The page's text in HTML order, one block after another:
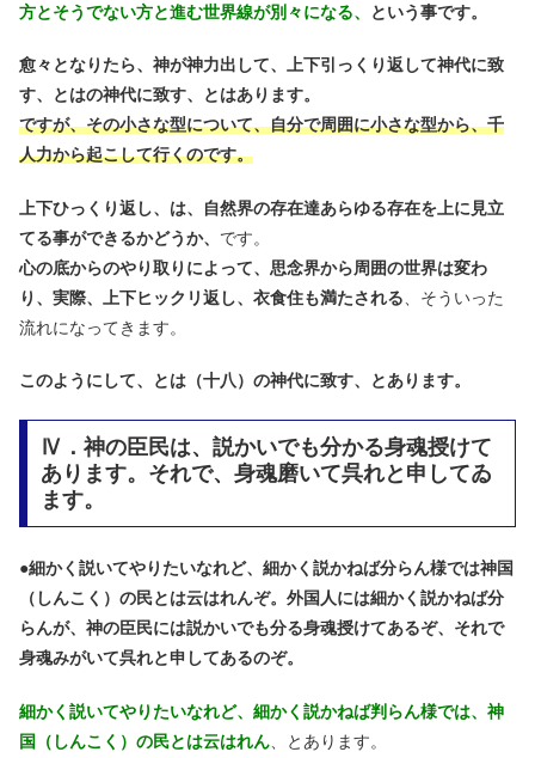
方とそうでない方と進む世界線が別々になる、
という事です。
愈々となりたら、神が神力出して、上下引っくり返して神代に致
す、とはの神代に致す、とはあります。
ですが、その小さな型について、自分で周囲に小さな型から、千
人力から起こして行くのです。
上下ひっくり返し、は、自然界の存在達あらゆる存在を上に見立
てる事ができるかどうか、 です。
心の底からのやり取りによって、思念界から周囲の世界は変わ
り、実際、上下ヒックリ返し、衣食住も満たされる 、そういった
流れになってきます。
このようにして、とは（十八）の神代に致す、とあります。
Ⅳ．神の臣民は、説かいでも分かる身魂授けて
あります。それで、身魂磨いて呉れと申してゐ
ます。
●細かく説いてやりたいなれど、細かく説かねば分らん様では神国
（しんこく）の民とは云はれんぞ。外国人には細かく説かねば分
らんが、神の臣民には説かいでも分る身魂授けてあるぞ、それで
身魂みがいて呉れと申してあるのぞ。
細かく説いてやりたいなれど、細かく説かねば判らん様では、神
国（しんこく）の民とは云はれん 、とあります。